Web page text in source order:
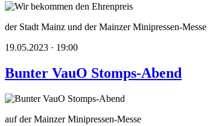
der Stadt Mainz und der Mainzer Minipressen-Messe
19.05.2023 · 19:00
Bunter VauO Stomps-Abend
auf der Mainzer Minipressen-Messe